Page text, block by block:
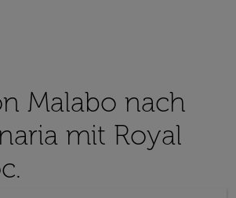
Malabo nach
mit Royal